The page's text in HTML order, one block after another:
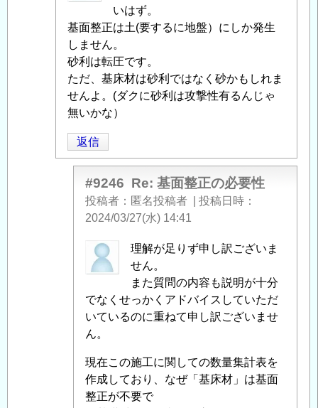
稿
者
に
よ
る
「Re:
面
整
いはず。
基面整正は土(要するに地盤）にしか発生
しません。
砂利は転圧です。
ただ、基床材は砂利ではなく砂かもしれま
せんよ。(ダクに砂利は攻撃性有るんじゃ
無いかな）
返信
#9246 Re: 基面整正の必要性
投稿者 匿名投稿者
投稿日時
2024/03/27(水) 14:41
匿
名
稿
者
に
る
「Re:
基
理解が足りず申し訳ございま
せん。
また質問の内容も説明が十分
でなくせっかくアドバイスしていただ
いているのに重ねて申し訳ございませ
ん。
現在この施工に関しての数量集計表を
作成しており、なぜ「基床材」は基面
整正が不要で